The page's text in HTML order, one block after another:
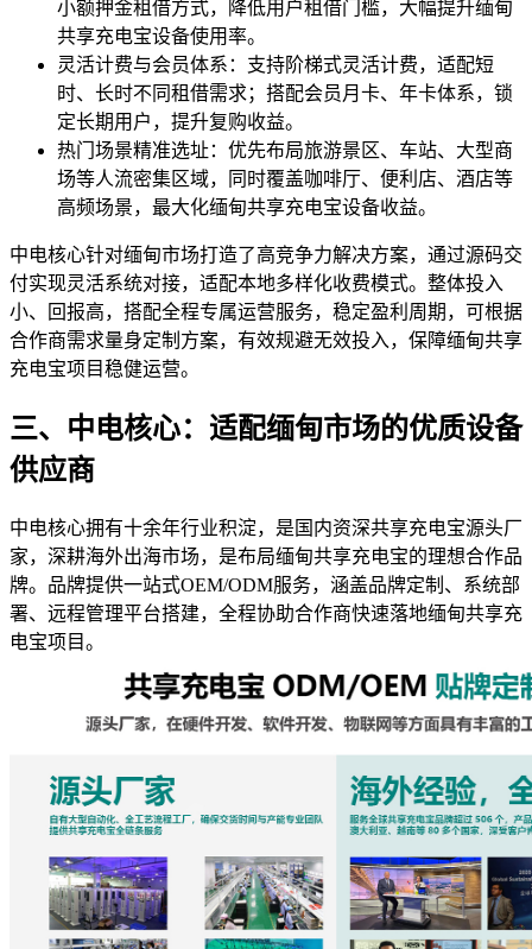
小额押金租借方式，降低用户租借门槛，大幅提升缅甸
共享充电宝设备使用率。
灵活计费与会员体系：支持阶梯式灵活计费，适配短
时、长时不同租借需求；搭配会员月卡、年卡体系，锁
定长期用户，提升复购收益。
热门场景精准选址：优先布局旅游景区、车站、大型商
场等人流密集区域，同时覆盖咖啡厅、便利店、酒店等
高频场景，最大化缅甸共享充电宝设备收益。
中电核心针对缅甸市场打造了高竞争力解决方案，通过源码交
付实现灵活系统对接，适配本地多样化收费模式。整体投入
小、回报高，搭配全程专属运营服务，稳定盈利周期，可根据
合作商需求量身定制方案，有效规避无效投入，保障缅甸共享
充电宝项目稳健运营。
三、中电核心：适配缅甸市场的优质设备
供应商
中电核心拥有十余年行业积淀，是国内资深共享充电宝源头厂
家，深耕海外出海市场，是布局缅甸共享充电宝的理想合作品
牌。品牌提供一站式OEM/ODM服务，涵盖品牌定制、系统部
署、远程管理平台搭建，全程协助合作商快速落地缅甸共享充
电宝项目。